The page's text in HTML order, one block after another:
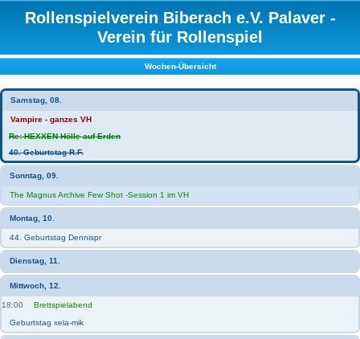
Rollenspielverein Biberach e.V. Palaver -
Verein für Rollenspiel
Wochen-Übersicht
Samstag, 08.
Vampire - ganzes VH
Re: HEXXEN Hölle auf Erden
40. Geburtstag R.F.
Sonntag, 09.
The Magnus Archive Few Shot -Session 1 im VH
Montag, 10.
44. Geburtstag Dennispr
Dienstag, 11.
Mittwoch, 12.
18:00
Brettspielabend
Geburtstag xela-mik